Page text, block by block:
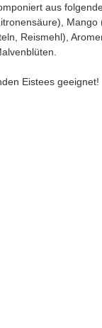
aus
Reismehl),
Eistees geeignet!